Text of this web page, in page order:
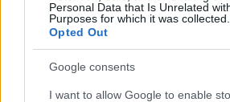
Personal Data that Is Unrelated
Purposes for which it was collected.
Opted Out
Google consents
I want to allow Google to enable